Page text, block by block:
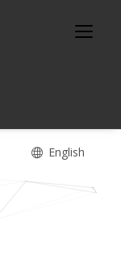
English